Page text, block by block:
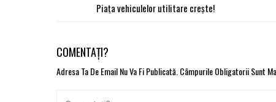
Piața vehiculelor utilitare crește!
COMENTAȚI?
Adresa Ta De Email Nu Va Fi Publicată. Câmpurile Obligatorii Sunt